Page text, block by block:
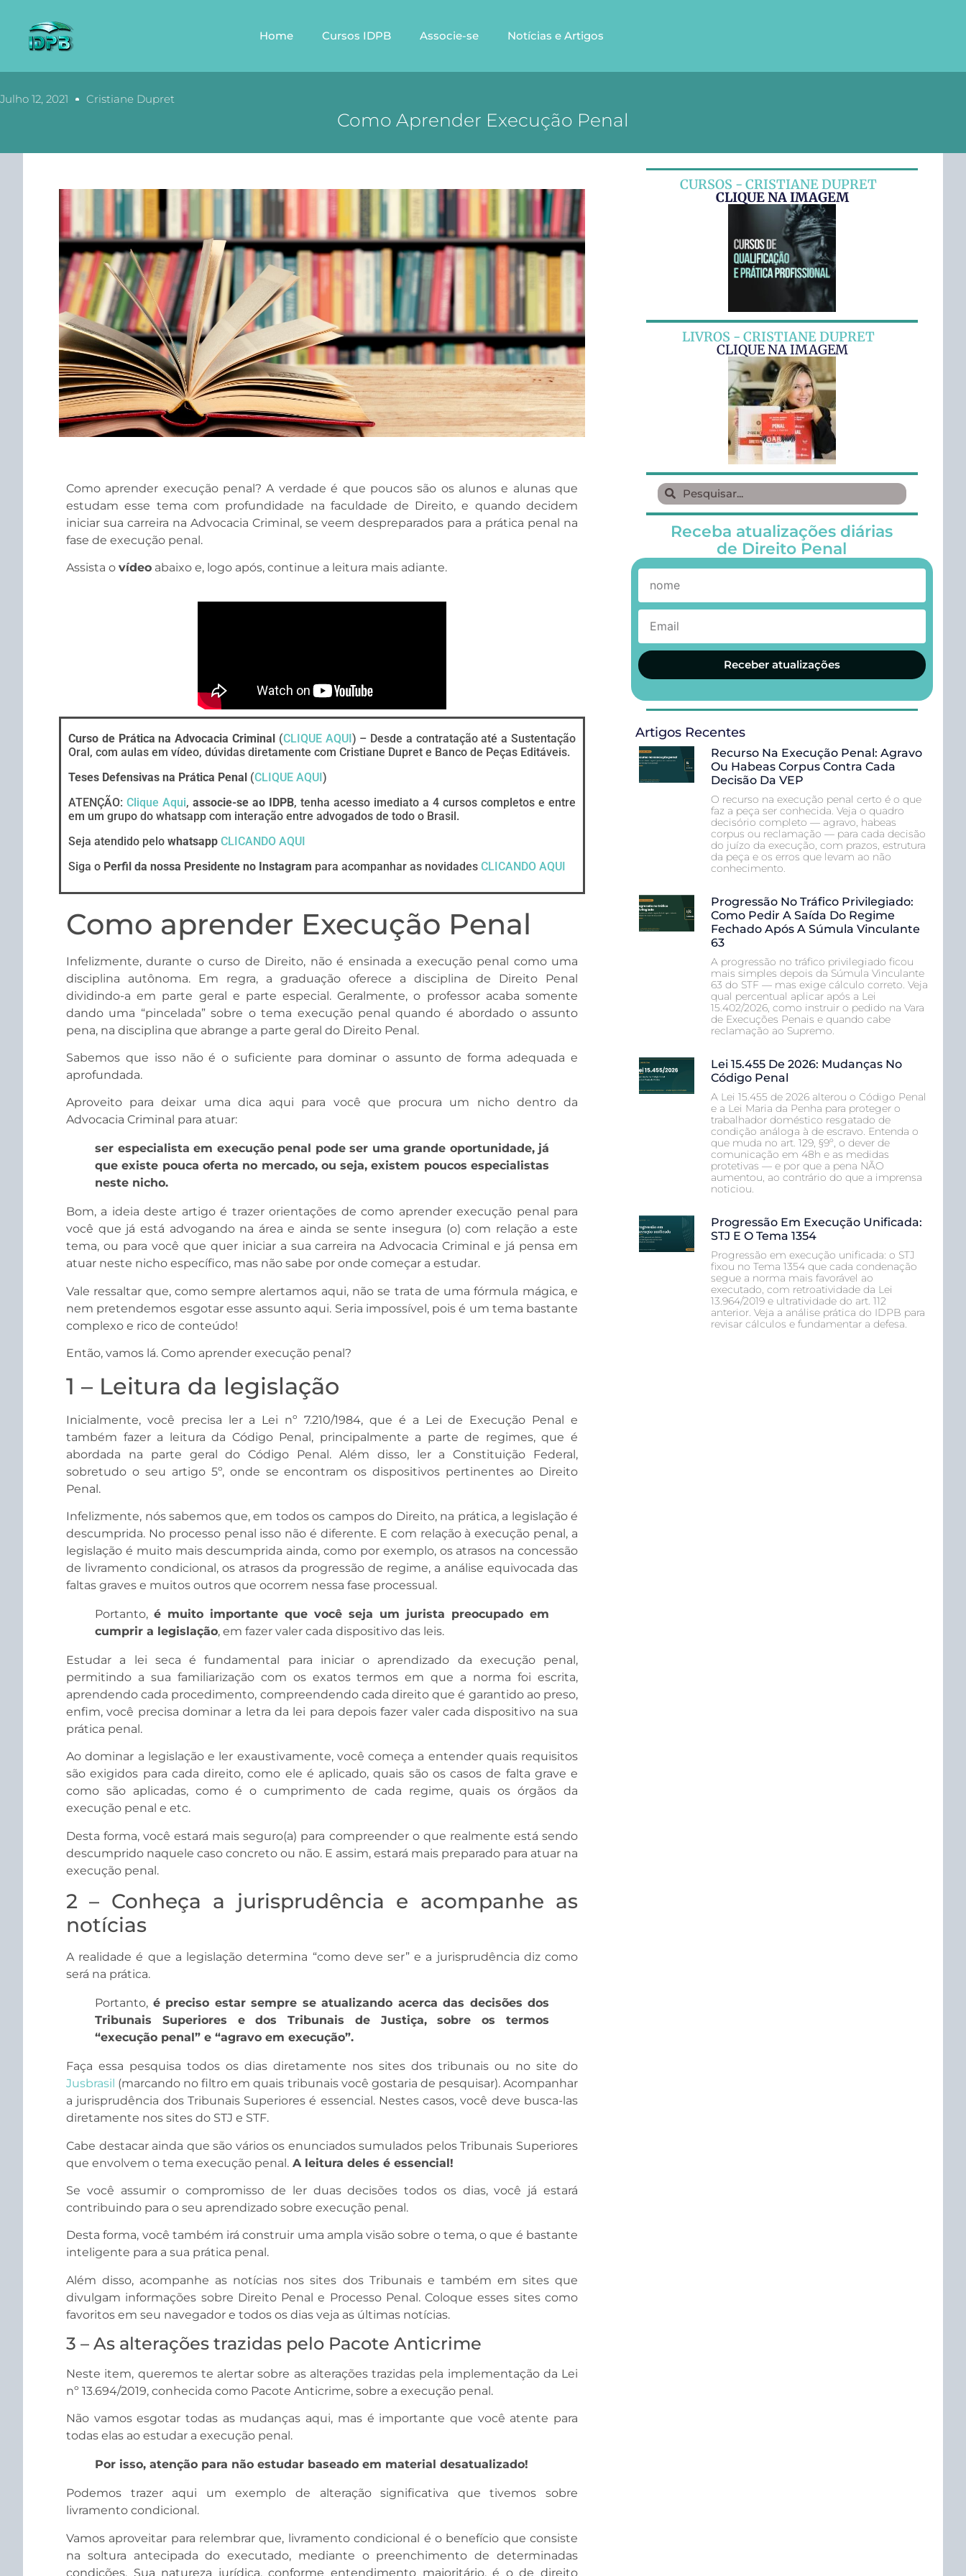
Home Cursos IDPB Associe-se Notícias e Artigos
Julho 12, 2021 Cristiane Dupret
Como Aprender Execução Penal
Como aprender execução penal? A verdade é que poucos são os alunos e alunas que
estudam esse tema com profundidade na faculdade de Direito, e quando decidem
iniciar sua carreira na Advocacia Criminal, se veem despreparados para a prática penal na
fase de execução penal.
Assista o vídeo abaixo e, logo após, continue a leitura mais adiante.
Curso de Prática na Advocacia Criminal(CLIQUE AQUI) – Desde a contratação até a Sustentação
Oral, com aulas em vídeo, dúvidas diretamente com Cristiane Dupret e Banco de Peças Editáveis.
Teses Defensivas na Prática Penal (CLIQUE AQUI)
ATENÇÃO: Clique Aqui, associe-se ao IDPB, tenha acesso imediato a 4 cursos completos e entre
em um grupo do whatsapp com interação entre advogados de todo o Brasil.
Seja atendido pelo whatsapp CLICANDO AQUI
Siga o Perfil da nossa Presidente no Instagram para acompanhar as novidades CLICANDO AQUI
Como aprender Execução Penal
Infelizmente, durante o curso de Direito, não é ensinada a execução penal como uma
disciplina autônoma. Em regra, a graduação oferece a disciplina de Direito Penal
dividindo-a em parte geral e parte especial. Geralmente, o professor acaba somente
dando uma “pincelada” sobre o tema execução penal quando é abordado o assunto
pena, na disciplina que abrange a parte geral do Direito Penal.
Sabemos que isso não é o suficiente para dominar o assunto de forma adequada e
aprofundada.
Aproveito para deixar uma dica aqui para você que procura um nicho dentro da
Advocacia Criminal para atuar:
ser especialista em execução penal pode ser uma grande oportunidade, já
que existe pouca oferta no mercado, ou seja, existem poucos especialistas
neste nicho.
Bom, a ideia deste artigo é trazer orientações de como aprender execução penal para
você que já está advogando na área e ainda se sente insegura (o) com relação a este
tema, ou para você que quer iniciar a sua carreira na Advocacia Criminal e já pensa em
atuar neste nicho específico, mas não sabe por onde começar a estudar.
Vale ressaltar que, como sempre alertamos aqui, não se trata de uma fórmula mágica, e
nem pretendemos esgotar esse assunto aqui. Seria impossível, pois é um tema bastante
complexo e rico de conteúdo!
Então, vamos lá. Como aprender execução penal?
1 – Leitura da legislação
Inicialmente, você precisa ler a Lei nº 7.210/1984, que é a Lei de Execução Penal e
também fazer a leitura da Código Penal, principalmente a parte de regimes, que é
abordada na parte geral do Código Penal. Além disso, ler a Constituição Federal,
sobretudo o seu artigo 5º, onde se encontram os dispositivos pertinentes ao Direito
Penal.
Infelizmente, nós sabemos que, em todos os campos do Direito, na prática, a legislação é
descumprida. No processo penal isso não é diferente. E com relação à execução penal, a
legislação é muito mais descumprida ainda, como por exemplo, os atrasos na concessão
de livramento condicional, os atrasos da progressão de regime, a análise equivocada das
faltas graves e muitos outros que ocorrem nessa fase processual.
Portanto, é muito importante que você seja um jurista preocupado em
cumprir a legislação, em fazer valer cada dispositivo das leis.
Estudar a lei seca é fundamental para iniciar o aprendizado da execução penal,
permitindo a sua familiarização com os exatos termos em que a norma foi escrita,
aprendendo cada procedimento, compreendendo cada direito que é garantido ao preso,
enfim, você precisa dominar a letra da lei para depois fazer valer cada dispositivo na sua
prática penal.
Ao dominar a legislação e ler exaustivamente, você começa a entender quais requisitos
são exigidos para cada direito, como ele é aplicado, quais são os casos de falta grave e
como são aplicadas, como é o cumprimento de cada regime, quais os órgãos da
execução penal e etc.
Desta forma, você estará mais seguro(a) para compreender o que realmente está sendo
descumprido naquele caso concreto ou não. E assim, estará mais preparado para atuar na
execução penal.
2 – Conheça a jurisprudência e acompanhe as
notícias
A realidade é que a legislação determina “como deve ser” e a jurisprudência diz como
será na prática.
Portanto, é preciso estar sempre se atualizando acerca das decisões dos
Tribunais Superiores e dos Tribunais de Justiça, sobre os termos
“execução penal” e “agravo em execução”.
Faça essa pesquisa todos os dias diretamente nos sites dos tribunais ou no site do
Jusbrasil (marcando no filtro em quais tribunais você gostaria de pesquisar). Acompanhar
a jurisprudência dos Tribunais Superiores é essencial. Nestes casos, você deve busca-las
diretamente nos sites do STJ e STF.
Cabe destacar ainda que são vários os enunciados sumulados pelos Tribunais Superiores
que envolvem o tema execução penal. A leitura deles é essencial!
Se você assumir o compromisso de ler duas decisões todos os dias, você já estará
contribuindo para o seu aprendizado sobre execução penal.
Desta forma, você também irá construir uma ampla visão sobre o tema, o que é bastante
inteligente para a sua prática penal.
Além disso, acompanhe as notícias nos sites dos Tribunais e também em sites que
divulgam informações sobre Direito Penal e Processo Penal. Coloque esses sites como
favoritos em seu navegador e todos os dias veja as últimas notícias.
3 – As alterações trazidas pelo Pacote Anticrime
Neste item, queremos te alertar sobre as alterações trazidas pela implementação da Lei
nº 13.694/2019, conhecida como Pacote Anticrime, sobre a execução penal.
Não vamos esgotar todas as mudanças aqui, mas é importante que você atente para
todas elas ao estudar a execução penal.
Por isso, atenção para não estudar baseado em material desatualizado!
Podemos trazer aqui um exemplo de alteração significativa que tivemos sobre
livramento condicional.
Vamos aproveitar para relembrar que, livramento condicional é o benefício que consiste
na soltura antecipada do executado, mediante o preenchimento de determinadas
condições. Sua natureza jurídica, conforme entendimento majoritário, é o de direito
CURSOS - CRISTIANE DUPRET
CLIQUE NA IMAGEM
LIVROS - CRISTIANE DUPRET
CLIQUE NA IMAGEM
Receba atualizações diárias
de Direito Penal
Receber atualizações
Artigos Recentes
Recurso Na Execução Penal: Agravo
Ou Habeas Corpus Contra Cada
Decisão Da VEP
O recurso na execução penal certo é o que
faz a peça ser conhecida. Veja o quadro
decisório completo — agravo, habeas
corpus ou reclamação — para cada decisão
do juízo da execução, com prazos, estrutura
da peça e os erros que levam ao não
conhecimento.
Progressão No Tráfico Privilegiado:
Como Pedir A Saída Do Regime
Fechado Após A Súmula Vinculante
63
A progressão no tráfico privilegiado ficou
mais simples depois da Súmula Vinculante
63 do STF — mas exige cálculo correto. Veja
qual percentual aplicar após a Lei
15.402/2026, como instruir o pedido na Vara
de Execuções Penais e quando cabe
reclamação ao Supremo.
Lei 15.455 De 2026: Mudanças No
Código Penal
A Lei 15.455 de 2026 alterou o Código Penal
e a Lei Maria da Penha para proteger o
trabalhador doméstico resgatado de
condição análoga à de escravo. Entenda o
que muda no art. 129, §9º, o dever de
comunicação em 48h e as medidas
protetivas — e por que a pena NÃO
aumentou, ao contrário do que a imprensa
noticiou.
Progressão Em Execução Unificada:
STJ E O Tema 1354
Progressão em execução unificada: o STJ
fixou no Tema 1354 que cada condenação
segue a norma mais favorável ao
executado, com retroatividade da Lei
13.964/2019 e ultratividade do art. 112
anterior. Veja a análise prática do IDPB para
revisar cálculos e fundamentar a defesa.